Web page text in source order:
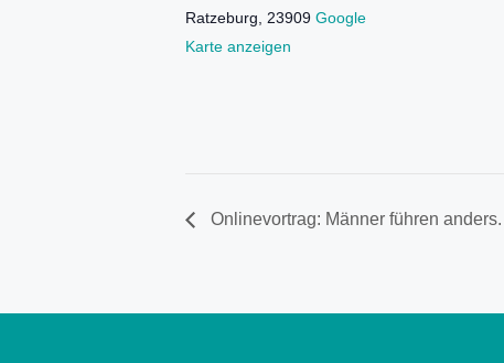
Ratzeburg, 23909 Google
Karte anzeigen
Onlinevortrag: Männer führen